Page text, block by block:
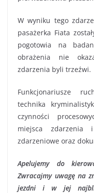
W wyniku tego
pasażerka Fiata
pogotowia na
obrażenia nie
zdarzenia byli trzeźwi.
Funkcjonariusze
technika
czynności
miejsca zdarzenia
zdarzeniowe oraz
Apelujemy do
Zwracajmy uwagę na
jezdni i w jej